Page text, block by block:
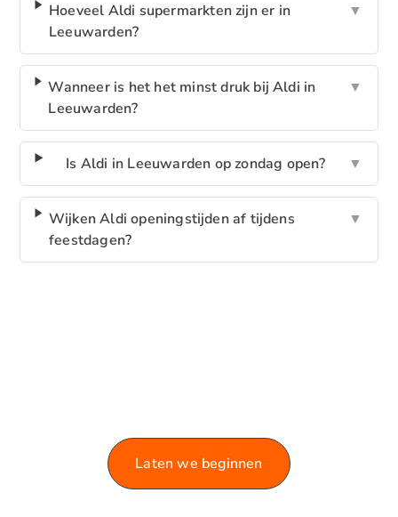
Hoeveel Aldi supermarkten zijn er in
Leeuwarden?
▼
Wanneer is het het minst druk bij Aldi in
Leeuwarden?
▼
Is Aldi in Leeuwarden op zondag open? ▼
Wijken Aldi openingstijden af tijdens
feestdagen?
▼
Laten we beginnen